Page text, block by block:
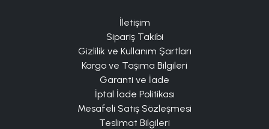
İletişim
Sipariş Takibi
Gizlilik ve Kullanım Şartları
Kargo ve Taşıma Bilgileri
Garanti ve İade
İptal İade Politikası
Mesafeli Satış Sözleşmesi
Teslimat Bilgileri